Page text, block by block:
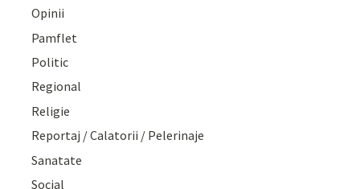
Opinii
Pamflet
Politic
Regional
Religie
Reportaj / Calatorii / Pelerinaje
Sanatate
Social